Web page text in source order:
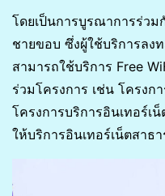
โดยเป็นการบูรณาการร่วม
ชายขอบ ซึ่งผู้ใช้บริการลงท
สามารถใช้บริการ Free
ร่วมโครงการ เช่น โครงก
โครงการบริการอินเทอร์
ให้บริการอินเทอร์เน็ตสาธ